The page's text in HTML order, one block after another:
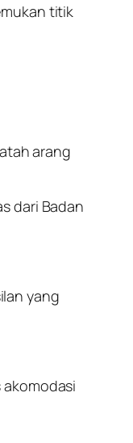
titik
arang
dari Badan
yang
akomodasi